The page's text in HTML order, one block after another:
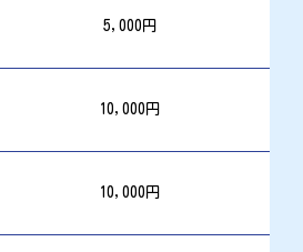
5,000円
10,000円
10,000円